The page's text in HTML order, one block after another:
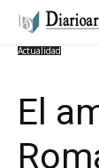
Actualidad
El